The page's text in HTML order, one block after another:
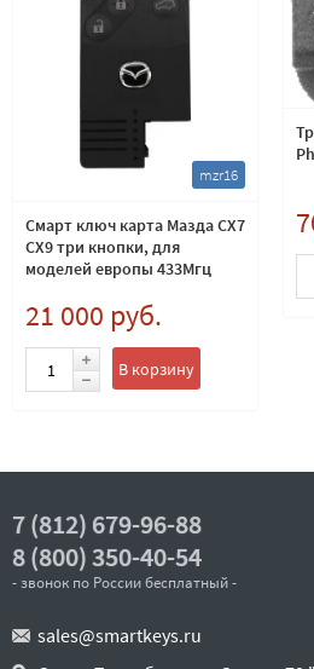
mzr16
Смарт ключ карта Мазда CX7
CX9 три кнопки, для
моделей европы 433Мгц
21 000 руб.
В корзину
7 (812) 679-96-88
8 (800) 350-40-54
- звонок по России бесплатный -
sales@smartkeys.ru